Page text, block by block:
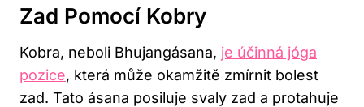
Zad Pomocí Kobry
Kobra, neboli Bhujangásana, je účinná jóga
pozice, která může okamžitě zmírnit bolest
zad. Tato ásana posiluje svaly zad a protahuje